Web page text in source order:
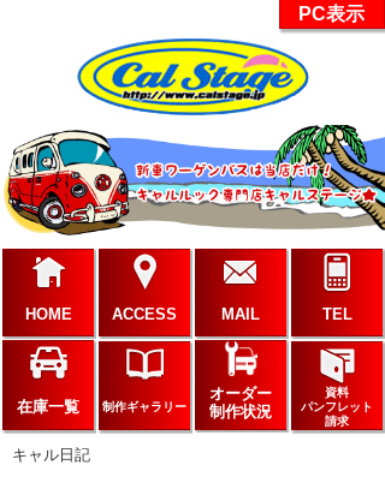
PC表示
HOME ACCESS MAIL TEL
在庫一覧 制作ギャラリー
オーダー
制作状況
資料
パンフレット
請求
キャル日記